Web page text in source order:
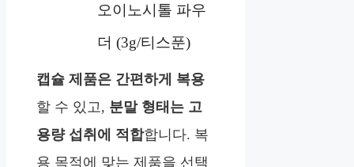
오이노시톨 파우
더 (3g/티스푼)
캡슐 제품은 간편하게 복용
할 수 있고, 분말 형태는 고
용량 섭취에 적합합니다. 복
용 목적에 맞는 제품을 선택